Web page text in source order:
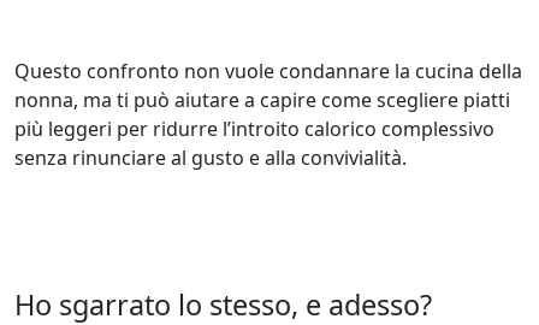
Questo confronto non vuole condannare la cucina della
nonna, ma ti può aiutare a capire come scegliere piatti
più leggeri per ridurre l’introito calorico complessivo
senza rinunciare al gusto e alla convivialità.
Ho sgarrato lo stesso, e adesso?